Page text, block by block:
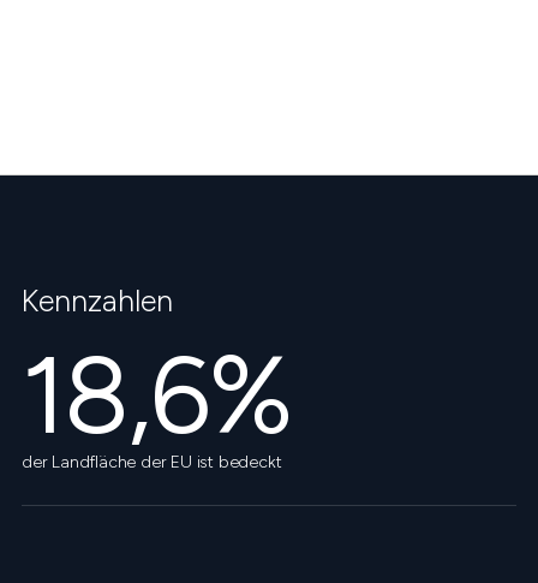
Kennzahlen
18,6%
der Landfläche der EU ist bedeckt